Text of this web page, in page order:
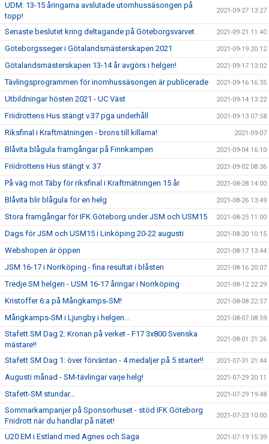
UDM: 13-15 åringarna avslutade utomhussäsongen på
topp!
2021-09-27 13:27
Senaste beslutet kring deltagande på Göteborgsvarvet 2021-09-21 11:40
Göteborgsseger i Götalandsmästerskapen 2021 2021-09-19 20:12
Götalandsmästerskapen 13-14 år avgörs i helgen! 2021-09-17 13:02
Tävlingsprogrammen för inomhussäsongen är publicerade 2021-09-16 16:35
Utbildningar hösten 2021 - UC Väst 2021-09-14 13:22
Friidrottens Hus stängt v.37 pga underhåll 2021-09-13 07:58
Riksfinal i Kraftmätningen - brons till killarna! 2021-09-07
Blåvita blågula framgångar på Finnkampen 2021-09-04 16:10
Friidrottens Hus stängt v. 37 2021-09-02 08:36
På väg mot Täby för riksfinal i Kraftmätningen 15 år 2021-08-28 14:00
Blåvita blir blågula för en helg 2021-08-26 13:49
Stora framgångar för IFK Göteborg under JSM och USM15 2021-08-25 11:00
Dags för JSM och USM15 i Linköping 20-22 augusti 2021-08-20 10:15
Webshopen är öppen 2021-08-17 13:44
JSM 16-17 i Norrköping - fina resultat i blåsten 2021-08-16 20:07
Tredje SM helgen - USM 16-17 åringar i Norrköping 2021-08-12 22:29
Kristoffer 6:a på Mångkamps-SM! 2021-08-08 22:57
Mångkamps-SM i Ljungby i helgen... 2021-08-07 08:59
Stafett SM Dag 2: Kronan på verket - F17 3x800 Svenska
mästare!!
2021-08-01 21:26
Stafett SM Dag 1: över förväntan - 4 medaljer på 5 starter!! 2021-07-31 21:44
Augusti månad - SM-tävlingar varje helg! 2021-07-29 20:11
Stafett-SM stundar... 2021-07-29 19:48
Sommarkampanjer på Sponsorhuset - stöd IFK Göteborg
Friidrott när du handlar på nätet!
2021-07-23 10:00
U20 EM i Estland med Agnes och Saga 2021-07-19 15:39